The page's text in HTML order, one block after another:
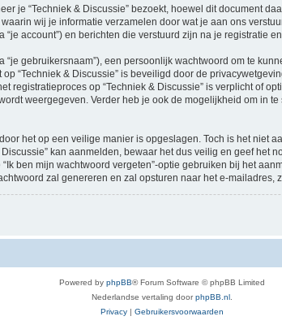
je “Techniek & Discussie” bezoekt, hoewel dit document
wij je informatie verzamelen door wat je aan ons
“je account”) en berichten die verstuurd zijn na je registratie
gebruikersnaam”), een persoonlijk wachtwoord om te
“Techniek & Discussie” is beveiligd door de
op “Techniek & Discussie” is verplicht of
weergegeven. Verder heb je ook de mogelijkheid om in
het op een veilige manier is opgeslagen. Toch is het niet
kan aanmelden, bewaar het dus veilig en geef het
ben mijn wachtwoord vergeten”-optie gebruiken bij het
zal genereren en zal opsturen naar het e-mailadres,
Powered by phpBB® Forum Software © phpBB Limited
Nederlandse vertaling doorphpBB.nl
Privacy | Gebruikersvoorwaarden